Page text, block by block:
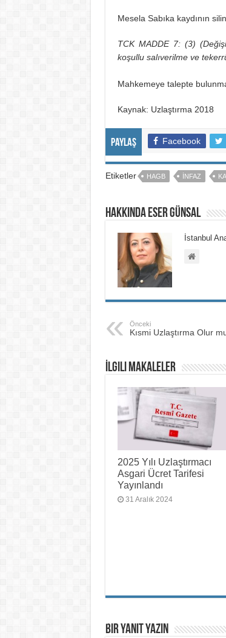
Mesela Sabıka kaydının
TCK MADDE 7: (3)
koşullu salıverilme ve
Mahkemeye talepte
Kaynak: Uzlaştırma 2018
Paylaş Facebook
Etiketler HAGB INFAZ
hakkında Eser GÜNSAL
İstanbul
Önceki
Kısmi Uzlaştırma Olur
İlgili Makaleler
2025 Yılı Uzlaştırmacı
Asgari Ücret Tarifesi
Yayınlandı
31 Aralık 2024
Bir yanıt yazın